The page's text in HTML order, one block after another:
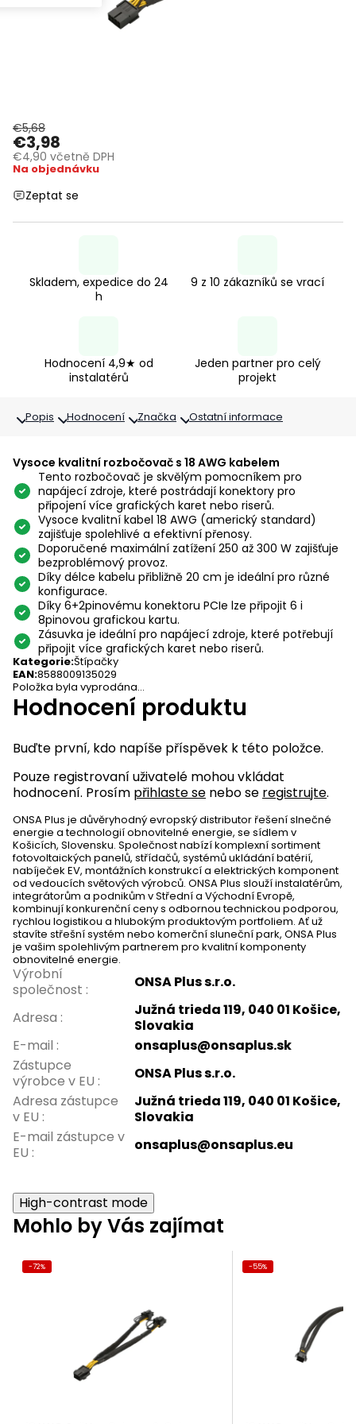
€5,68
€3,98
€4,90 včetně DPH
Na objednávku
Zeptat se
Skladem, expedice do 24
h
9 z 10 zákazníků se vrací
Hodnocení 4,9★ od
instalatérů
Jeden partner pro celý
projekt
Popis Hodnocení Značka Ostatní informace
Vysoce kvalitní rozbočovač s 18 AWG kabelem
Tento rozbočovač je skvělým pomocníkem pro
napájecí zdroje, které postrádají konektory pro
připojení více grafických karet nebo riserů.
Vysoce kvalitní kabel 18 AWG (americký standard)
zajišťuje spolehlivé a efektivní přenosy.
Doporučené maximální zatížení 250 až 300 W zajišťuje
bezproblémový provoz.
Díky délce kabelu přibližně 20 cm je ideální pro různé
konfigurace.
Díky 6+2pinovému konektoru PCIe lze připojit 6 i
8pinovou grafickou kartu.
Zásuvka je ideální pro napájecí zdroje, které potřebují
připojit více grafických karet nebo riserů.
Kategorie:Štípačky
EAN:8588009135029
Položka byla vyprodána…
Hodnocení produktu
Buďte první, kdo napíše příspěvek k této položce.
Pouze registrovaní uživatelé mohou vkládat
hodnocení. Prosím přihlaste se nebo se registrujte.
ONSA Plus je důvěryhodný evropský distributor řešení slnečné
energie a technologií obnovitelné energie, se sídlem v
Košicích, Slovensku. Společnost nabízí komplexní sortiment
fotovoltaických panelů, střídačů, systémů ukládání batérií,
nabíječek EV, montážních konstrukcí a elektrických komponent
od vedoucích světových výrobců. ONSA Plus slouží instalatérům,
integrátorům a podnikům v Střední a Východní Evropě,
kombinují konkurenční ceny s odbornou technickou podporou,
rychlou logistikou a hlubokým produktovým portfoliem. Ať už
stavíte střešní systém nebo komerční sluneční park, ONSA Plus
je vašim spolehlivým partnerem pro kvalitní komponenty
obnovitelné energie.
Výrobní
společnost :
ONSA Plus s.r.o.
Adresa :
Južná trieda 119, 040 01 Košice,
Slovakia
E-mail :
onsaplus@onsaplus.sk
Zástupce
výrobce v EU :
ONSA Plus s.r.o.
Adresa zástupce
v EU :
Južná trieda 119, 040 01 Košice,
Slovakia
E-mail zástupce v
EU : onsaplus@onsaplus.eu
High-contrast mode
Mohlo by Vás zajímat
-72% -55%